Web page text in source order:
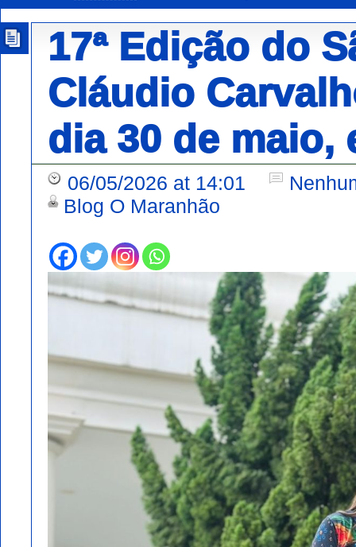
17ª Edição do
Cláudio
dia 30 de maio,
06/05/2026 at 14:01
Blog O Maranhão